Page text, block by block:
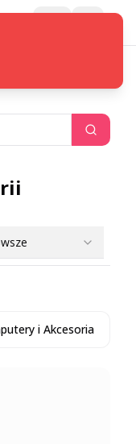
i Akcesoria